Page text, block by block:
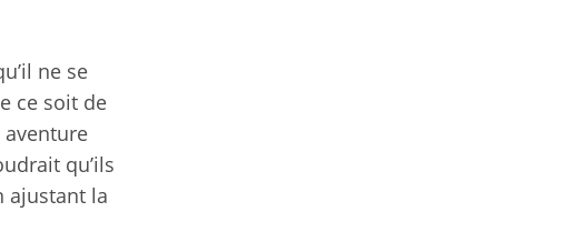
ne se
ce soit de
aventure
qu’ils
ajustant la